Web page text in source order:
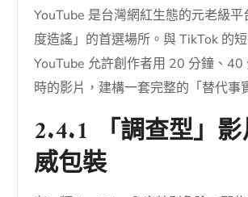
YouTube 是台灣網紅生態的元老級
度造謠」的首選場所。與 TikTok 的
YouTube 允許創作者用 20 分鐘、40
時的影片，建構一套完整的「替代事
2.4.1 「調查型」
威包裝